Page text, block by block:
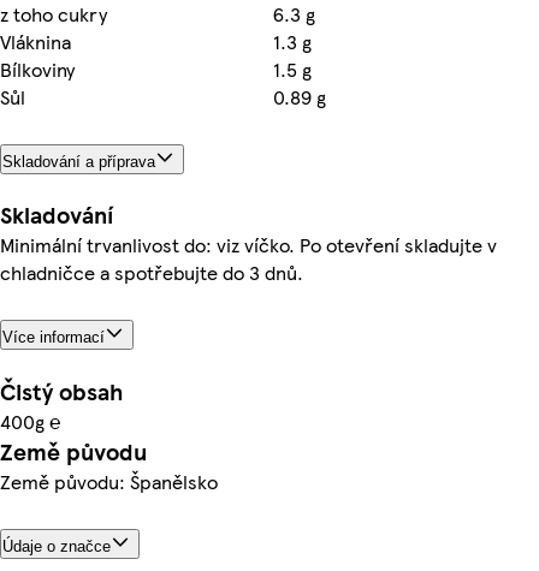
z toho cukry
6.3 g
Vláknina
1.3 g
Bílkoviny
1.5 g
Sůl
0.89 g
Skladování a příprava
Skladování
Minimální trvanlivost do: viz víčko. Po otevření skladujte v
chladničce a spotřebujte do 3 dnů.
Více informací
Čistý obsah
400g ℮
Země původu
Země původu: Španělsko
Údaje o značce